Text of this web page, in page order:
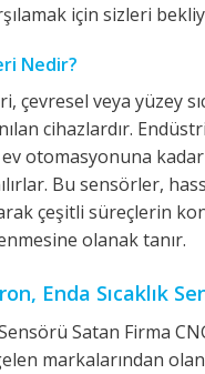
için sizleri
Nedir?
çevresel veya yüzey
cihazlardır.
otomasyonuna
Bu sensörler,
çeşitli süreçlerin
olanak tanır.
Enda Sıcaklık
Sensörü Satan Firma
markalarından